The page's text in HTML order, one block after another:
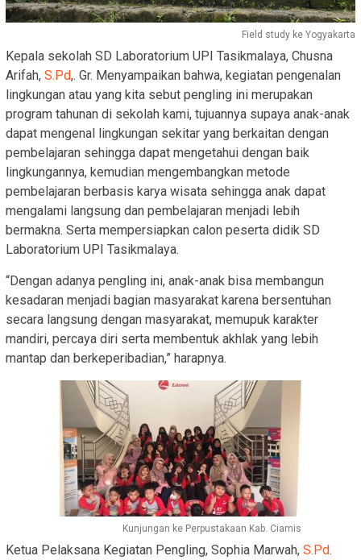
Field study ke Yogyakarta
Kepala sekolah SD Laboratorium UPI Tasikmalaya, Chusna
Arifah, S.Pd,. Gr. Menyampaikan bahwa, kegiatan pengenalan
lingkungan atau yang kita sebut pengling ini merupakan
program tahunan di sekolah kami, tujuannya supaya anak-anak
dapat mengenal lingkungan sekitar yang berkaitan dengan
pembelajaran sehingga dapat mengetahui dengan baik
lingkungannya, kemudian mengembangkan metode
pembelajaran berbasis karya wisata sehingga anak dapat
mengalami langsung dan pembelajaran menjadi lebih
bermakna. Serta mempersiapkan calon peserta didik SD
Laboratorium UPI Tasikmalaya.
“Dengan adanya pengling ini, anak-anak bisa membangun
kesadaran menjadi bagian masyarakat karena bersentuhan
secara langsung dengan masyarakat, memupuk karakter
mandiri, percaya diri serta membentuk akhlak yang lebih
mantap dan berkeperibadian,” harapnya.
Kunjungan ke Perpustakaan Kab. Ciamis
Ketua Pelaksana Kegiatan Pengling, Sophia Marwah, S.Pd.